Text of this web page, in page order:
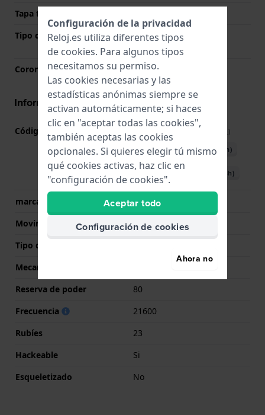
Tapa trasera
Tipo de cristal
Zafiro antirreflectante
solitario
Corona
Corona tipo pull
Información del movimiento
Código de Movimiento 80.111 ( )
Descargar manual (English)
Descargar manual (Spanish)
marca del movimiento
ETA
Movimiento suizo
Si
Tipo de pantalla
Mecanismo
Reserva de poder
80
Frecuencia
21600
Rubíes
23
Hackeable
Si
Esqueletizado
No
Configuración de la privacidad
Reloj.es utiliza diferentes tipos
de cookies. Para algunos tipos
necesitamos su permiso.
Las cookies necesarias y las
estadísticas anónimas siempre se
activan automáticamente; si haces
clic en "aceptar todas las cookies",
también aceptas las cookies
opcionales. Si quieres elegir tú mismo
qué cookies activas, haz clic en
"configuración de cookies".
Aceptar todo
Configuración de cookies
Ahora no